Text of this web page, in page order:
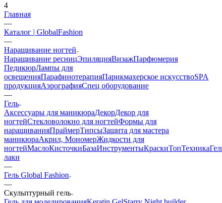
4
Главная
—
Каталог | GlobalFashion
—
Наращивание ногтей
Наращивание ресницЭпиляцияВизажПарфюмерия
ПедикюрЛампы для
освещенияПарафинотерапияПарикмахерское искусствоSPA
продукцияАэрографияСпец оборудование
—
Гель
Аксессуары для маникюраДекорДекор для
ногтейСтекловолокно для ногтейФормы для
наращиванияПраймерТипсыЗащита для мастера
маникюраАкрил, МономерЖидкости для
ногтейМаслоКисточкиБазаИнструментыКраскиТопТехника
лаки
—
Гель Global Fashion
—
Скульптурный гель